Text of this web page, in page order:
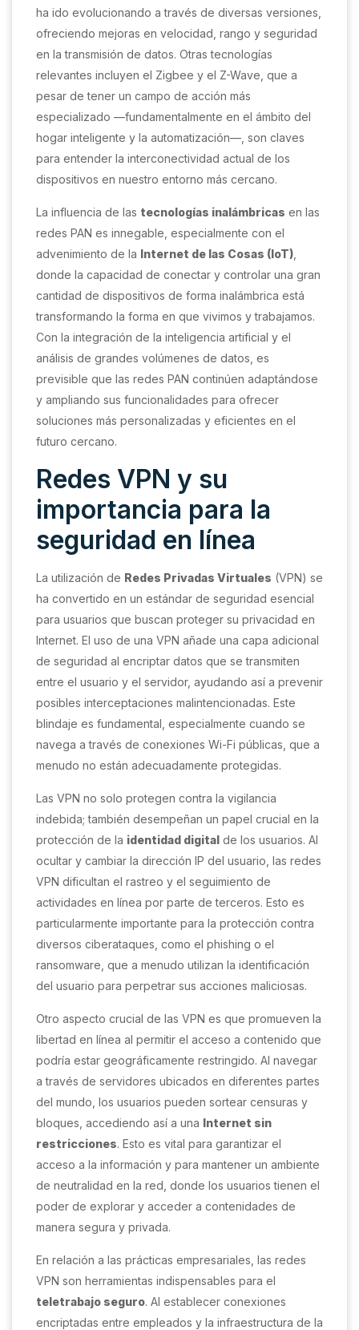
ha ido evolucionando a través de diversas versiones,
ofreciendo mejoras en velocidad, rango y seguridad
en la transmisión de datos. Otras tecnologías
relevantes incluyen el Zigbee y el Z-Wave, que a
pesar de tener un campo de acción más
especializado —fundamentalmente en el ámbito del
hogar inteligente y la automatización—, son claves
para entender la interconectividad actual de los
dispositivos en nuestro entorno más cercano.
La influencia de las tecnologías inalámbricas en las
redes PAN es innegable, especialmente con el
advenimiento de la Internet de las Cosas (IoT),
donde la capacidad de conectar y controlar una gran
cantidad de dispositivos de forma inalámbrica está
transformando la forma en que vivimos y trabajamos.
Con la integración de la inteligencia artificial y el
análisis de grandes volúmenes de datos, es
previsible que las redes PAN continúen adaptándose
y ampliando sus funcionalidades para ofrecer
soluciones más personalizadas y eficientes en el
futuro cercano.
Redes VPN y su
importancia para la
seguridad en línea
La utilización de Redes Privadas Virtuales (VPN) se
ha convertido en un estándar de seguridad esencial
para usuarios que buscan proteger su privacidad en
Internet. El uso de una VPN añade una capa adicional
de seguridad al encriptar datos que se transmiten
entre el usuario y el servidor, ayudando así a prevenir
posibles interceptaciones malintencionadas. Este
blindaje es fundamental, especialmente cuando se
navega a través de conexiones Wi-Fi públicas, que a
menudo no están adecuadamente protegidas.
Las VPN no solo protegen contra la vigilancia
indebida; también desempeñan un papel crucial en la
protección de la identidad digital de los usuarios. Al
ocultar y cambiar la dirección IP del usuario, las redes
VPN dificultan el rastreo y el seguimiento de
actividades en línea por parte de terceros. Esto es
particularmente importante para la protección contra
diversos ciberataques, como el phishing o el
ransomware, que a menudo utilizan la identificación
del usuario para perpetrar sus acciones maliciosas.
Otro aspecto crucial de las VPN es que promueven la
libertad en línea al permitir el acceso a contenido que
podría estar geográficamente restringido. Al navegar
a través de servidores ubicados en diferentes partes
del mundo, los usuarios pueden sortear censuras y
bloques, accediendo así a una Internet sin
restricciones. Esto es vital para garantizar el
acceso a la información y para mantener un ambiente
de neutralidad en la red, donde los usuarios tienen el
poder de explorar y acceder a contenidades de
manera segura y privada.
En relación a las prácticas empresariales, las redes
VPN son herramientas indispensables para el
teletrabajo seguro. Al establecer conexiones
encriptadas entre empleados y la infraestructura de la